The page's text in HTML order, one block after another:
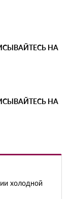
НА
НА
холодной